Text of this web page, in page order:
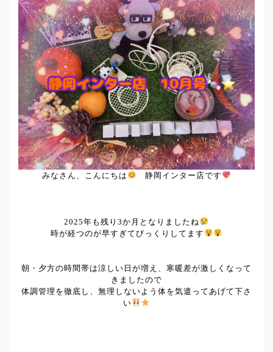
みなさん、こんにちは 静岡インター店です
2025年も残り3か月となりましたね
時が経つのが早すぎてびっくりしてます
朝・夕方の時間帯は涼しい日が増え、寒暖差が激しくなって
きましたので
体調管理を徹底し、無理しないよう体を気遣ってあげて下さ
い